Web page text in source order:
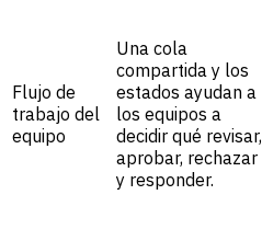
Flujo de
trabajo del
equipo
Una cola
compartida y los
estados ayudan a
los equipos a
decidir qué revisar,
aprobar, rechazar
y responder.